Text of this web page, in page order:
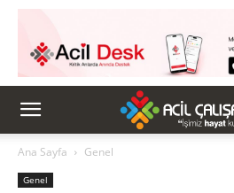
Ana Sayfa Genel
Genel